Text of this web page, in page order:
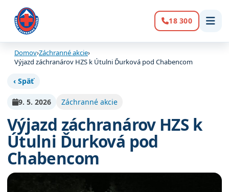
Volanie:
18 300
Domov›Záchranné akcie›
Výjazd záchranárov HZS k Útulni Ďurková pod Chabencom
‹ Späť
9. 5. 2026 Záchranné akcie
Výjazd záchranárov HZS k
Útulni Ďurková pod
Chabencom